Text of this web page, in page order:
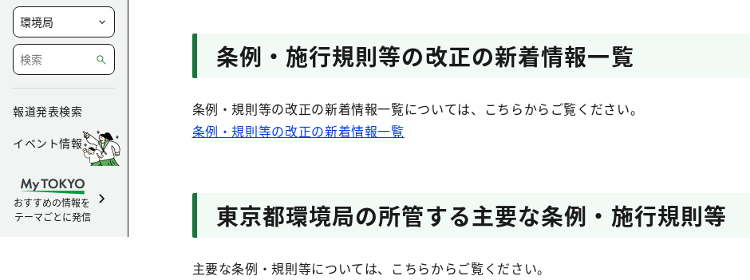
報道発表検索
イベント情報
おすすめの情報を
テーマごとに発信
条例・施行規則等の改正の新着情報一覧
条例・規則等の改正の新着情報一覧については、こちらからご覧ください。
条例・規則等の改正の新着情報一覧
東京都環境局の所管する主要な条例・施行規則等
主要な条例・規則等については、こちらからご覧ください。